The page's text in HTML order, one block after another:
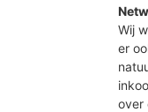
Wij
er
over